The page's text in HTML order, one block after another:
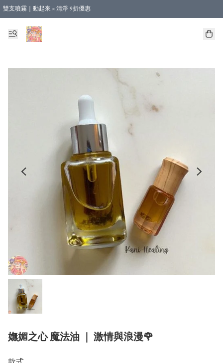
雙支噴霧｜動起來 × 清淨 9折優惠
🎁新會員首單 9 折 - 立即註冊，即享購物優惠！ (不適用於合作店產品、課程及預購
【運費優惠】全單消費滿 $500 即享本地順豐包郵。（合作店產品亦計算在內）
嫵媚之心 魔法油 ｜ 激情與浪漫🌹